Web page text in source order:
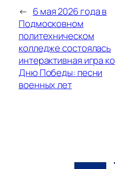
← 6 мая 2026 года в
Подмосковном
политехническом
колледже состоялась
интерактивная игра ко
Дню Победы: песни
военных лет